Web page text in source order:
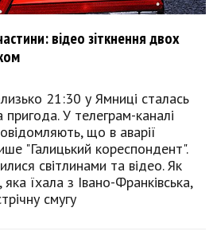
відео зіткнення двох
21:30 у Ямниці сталась
У телеграм-каналі
що в аварії
"Галицький кореспондент".
світлинами та відео. Як
їхала з Івано-Франківська,
смугу